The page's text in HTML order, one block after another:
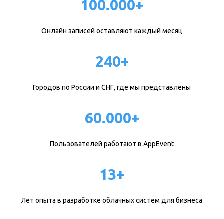
100.000+
Онлайн записей оставляют каждый месяц
240+
Городов по России и СНГ, где мы представлены
60.000+
Пользователей работают в AppEvent
13+
Лет опыта в разработке облачных систем для бизнеса